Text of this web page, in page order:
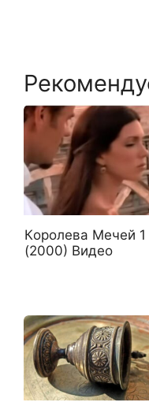
Кoрoлeва Meчeй 1
(2000) Видео